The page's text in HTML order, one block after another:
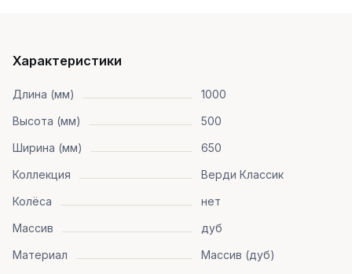
Характеристики
Длина (мм)
1000
Высота (мм)
500
Ширина (мм)
650
Коллекция
Верди Классик
Колёса
нет
Массив
дуб
Материал
Массив (дуб)